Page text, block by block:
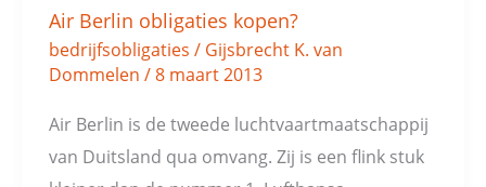
Air Berlin obligaties kopen?
bedrijfsobligaties / Gijsbrecht K. van
Dommelen /8 maart 2013
Air Berlin is de tweede luchtvaartmaatschappij
van Duitsland qua omvang. Zij is een flink stuk
Air
Berlin
obligaties
kopen?